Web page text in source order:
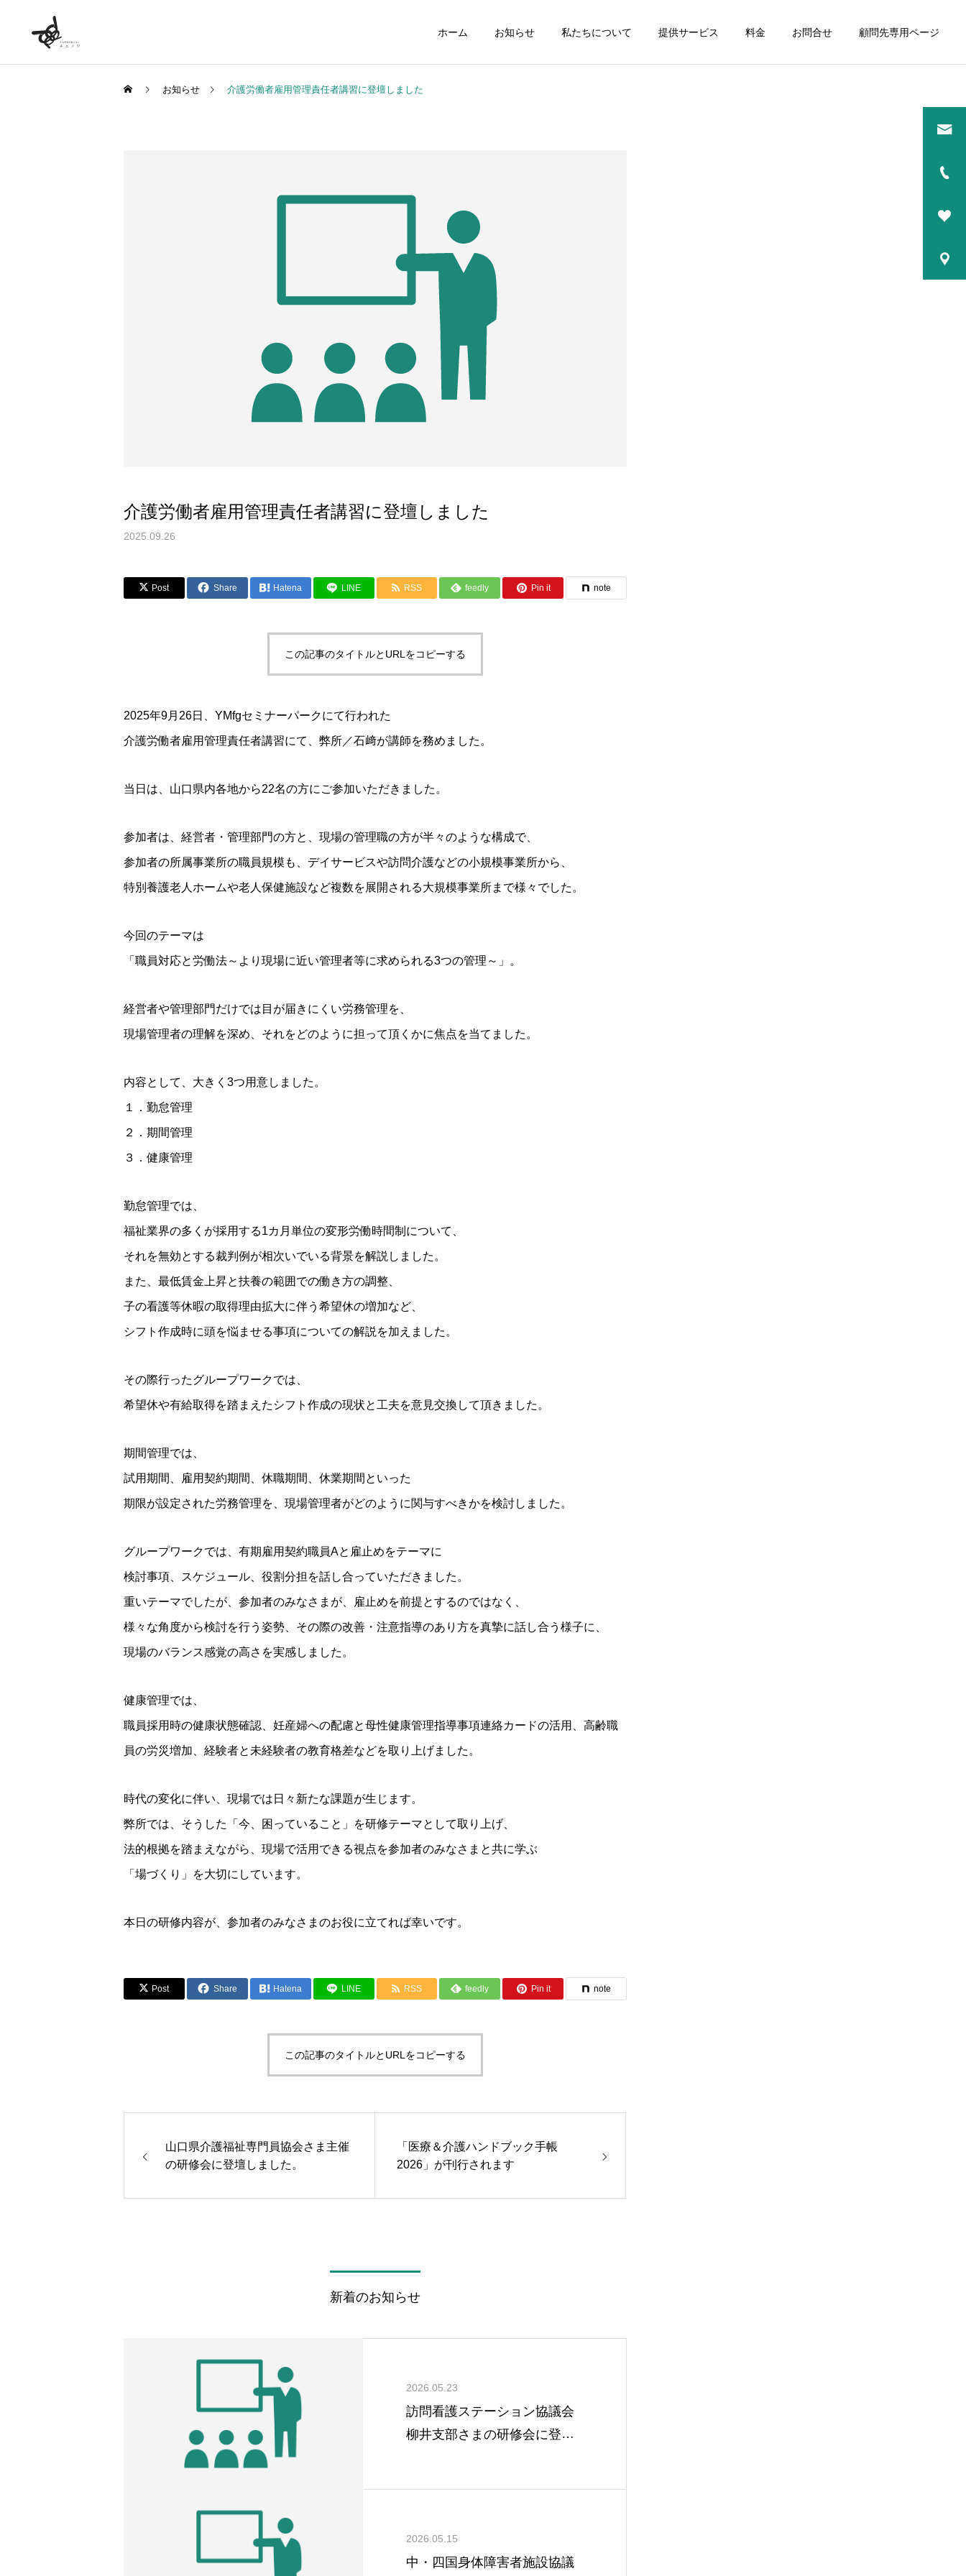
ホーム お知らせ 私たちについて 提供サービス 料金 お問合せ 顧問先専用ページ
お知らせ 介護労働者雇用管理責任者講習に登壇しました
介護労働者雇用管理責任者講習に登壇しました
2025.09.26
Post Share Hatena LINE RSS feedly Pin it note
この記事のタイトルとURLをコピーする
2025年9月26日、YMfgセミナーパークにて行われた
介護労働者雇用管理責任者講習にて、弊所／石﨑が講師を務めました。
当日は、山口県内各地から22名の方にご参加いただきました。
参加者は、経営者・管理部門の方と、現場の管理職の方が半々のような構成で、
参加者の所属事業所の職員規模も、デイサービスや訪問介護などの小規模事業所から、
特別養護老人ホームや老人保健施設など複数を展開される大規模事業所まで様々でした。
今回のテーマは
「職員対応と労働法～より現場に近い管理者等に求められる3つの管理～」。
経営者や管理部門だけでは目が届きにくい労務管理を、
現場管理者の理解を深め、それをどのように担って頂くかに焦点を当てました。
内容として、大きく3つ用意しました。
１．勤怠管理
２．期間管理
３．健康管理
勤怠管理では、
福祉業界の多くが採用する1カ月単位の変形労働時間制について、
それを無効とする裁判例が相次いでいる背景を解説しました。
また、最低賃金上昇と扶養の範囲での働き方の調整、
子の看護等休暇の取得理由拡大に伴う希望休の増加など、
シフト作成時に頭を悩ませる事項についての解説を加えました。
その際行ったグループワークでは、
希望休や有給取得を踏まえたシフト作成の現状と工夫を意見交換して頂きました。
期間管理では、
試用期間、雇用契約期間、休職期間、休業期間といった
期限が設定された労務管理を、現場管理者がどのように関与すべきかを検討しました。
グループワークでは、有期雇用契約職員Aと雇止めをテーマに
検討事項、スケジュール、役割分担を話し合っていただきました。
重いテーマでしたが、参加者のみなさまが、雇止めを前提とするのではなく、
様々な角度から検討を行う姿勢、その際の改善・注意指導のあり方を真摯に話し合う様子に、
現場のバランス感覚の高さを実感しました。
健康管理では、
職員採用時の健康状態確認、妊産婦への配慮と母性健康管理指導事項連絡カードの活用、高齢職
員の労災増加、経験者と未経験者の教育格差などを取り上げました。
時代の変化に伴い、現場では日々新たな課題が生じます。
弊所では、そうした「今、困っていること」を研修テーマとして取り上げ、
法的根拠を踏まえながら、現場で活用できる視点を参加者のみなさまと共に学ぶ
「場づくり」を大切にしています。
本日の研修内容が、参加者のみなさまのお役に立てれば幸いです。
Post Share Hatena LINE RSS feedly Pin it note
この記事のタイトルとURLをコピーする
山口県介護福祉専門員協会さま主催
の研修会に登壇しました。
「医療＆介護ハンドブック手帳
2026」が刊行されます
新着のお知らせ
2026.05.23
訪問看護ステーション協議会
柳井支部さまの研修会に登壇
2026.05.15
中・四国身体障害者施設協議